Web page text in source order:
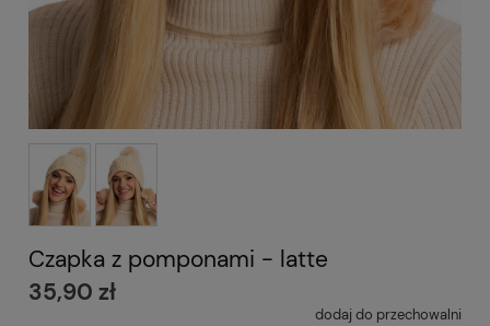
Czapka z pomponami - latte
35,90 zł
dodaj do przechowalni